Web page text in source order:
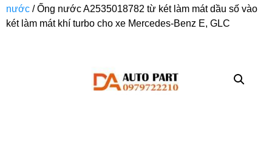
nước / Ống nước A2535018782 từ két làm mát dầu số vào
két làm mát khí turbo cho xe Mercedes-Benz E, GLC